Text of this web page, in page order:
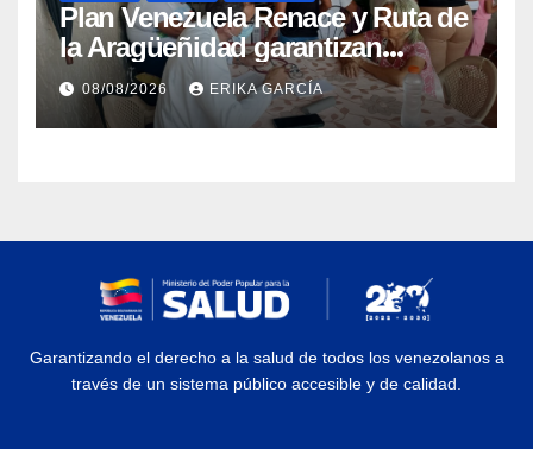
Plan Venezuela Renace y Ruta de
la Aragüeñidad garantizan
atención médica integral en
Aragua
08/08/2026 ERIKA GARCÍA
Garantizando el derecho a la salud de todos los venezolanos a
través de un sistema público accesible y de calidad.